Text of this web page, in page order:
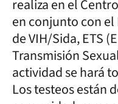
realiza en el
en conjunto con
de VIH/Sida, ETS
Transmisión
actividad se hará
Los testeos están